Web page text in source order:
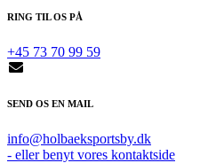
RING TIL OS PÅ
+45 73 70 99 59
SEND OS EN MAIL
info@holbaeksportsby.dk
- eller benyt vores kontaktside